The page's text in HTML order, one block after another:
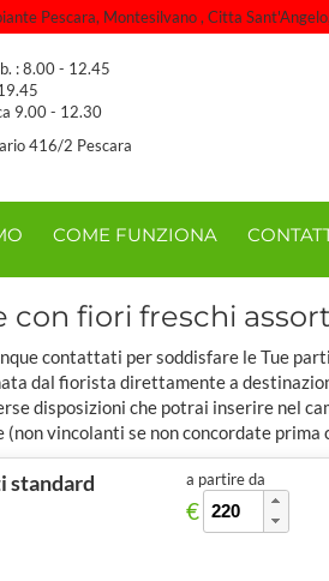
Pescara, Montesilvano , Citta
: 8.00 - 12.45
9.00 - 12.30
416/2 Pescara
COME FUNZIONA
con fiori freschi
contattati per soddisfare le Tue
dal fiorista direttamente a
disposizioni che potrai inserire nel
vincolanti se non concordate prima
standard a partire da
€